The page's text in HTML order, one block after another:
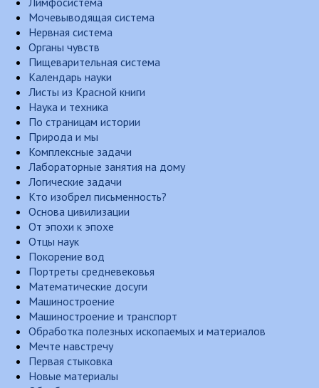
Мочевыводящая система
Нервная система
Органы чувств
Пищеварительная система
Календарь науки
Листы из Красной книги
Наука и техника
По страницам истории
Природа и мы
Комплексные задачи
Лабораторные занятия на дому
Логические задачи
Кто изобрел письменность?
Основа цивилизации
От эпохи к эпохе
Отцы наук
Покорение вод
Портреты средневековья
Математические досуги
Машиностроение
Машиностроение и транспорт
Обработка полезных ископаемых и материалов
Мечте навстречу
Первая стыковка
Новые материалы